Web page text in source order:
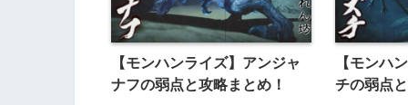
【モンハンライズ】アンジャ
ナフの弱点と攻略まとめ！
【モンハ
チの弱点